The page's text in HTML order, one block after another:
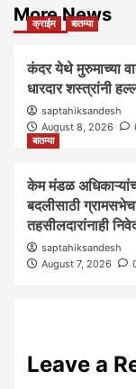
More News
क्राईम बातम्या
कंदर येथे मुरुमाच्या
धारदार शस्त्रांनी
saptahiksandesh
August 8, 2026
बातम्या
केम मंडळ
बदलीसाठी
तहसीलदारांनाही
saptahiksandesh
August 7, 2026
Leave a